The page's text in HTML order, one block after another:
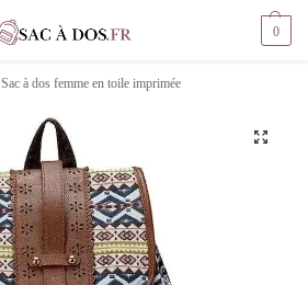
0
Sac à dos femme en toile imprimée